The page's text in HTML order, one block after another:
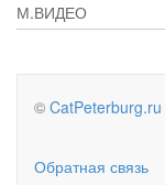
М.ВИДЕО
© CatPeterburg.ru
Обратная связь